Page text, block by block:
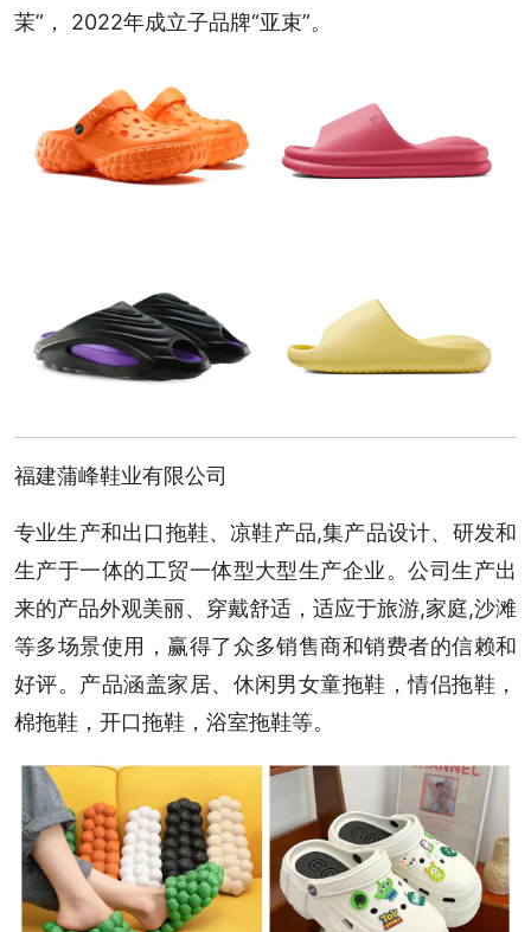
茉”， 2022年成立子品牌“亚束”。
福建蒲峰鞋业有限公司
专业生产和出口拖鞋、凉鞋产品,集产品设计、研发和
生产于一体的工贸一体型大型生产企业。公司生产出
来的产品外观美丽、穿戴舒适，适应于旅游,家庭,沙滩
等多场景使用，赢得了众多销售商和销费者的信赖和
好评。产品涵盖家居、休闲男女童拖鞋，情侣拖鞋，
棉拖鞋，开口拖鞋，浴室拖鞋等。